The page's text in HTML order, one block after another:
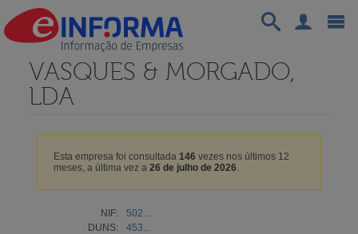
VASQUES & MORGADO,
LDA
Esta empresa foi consultada 146 vezes nos últimos 12
meses, a última vez a 26 de julho de 2026.
NIF:
502...
DUNS:
453...